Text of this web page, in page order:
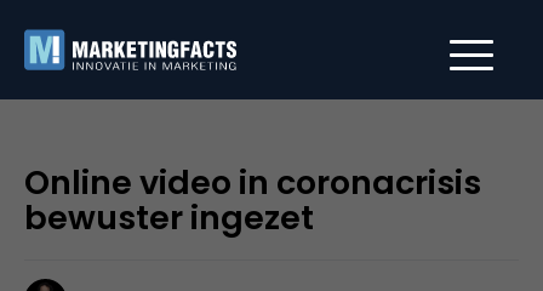
Online video in coronacrisis
bewuster ingezet